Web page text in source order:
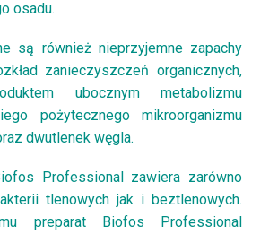
osadu.
są również nieprzyjemne zapachy
zanieczyszczeń organicznych,
ubocznym metabolizmu
pożytecznego mikroorganizmu
dwutlenek węgla.
Professional zawiera zarówno
tlenowych jak i beztlenowych.
preparat Biofos Professional